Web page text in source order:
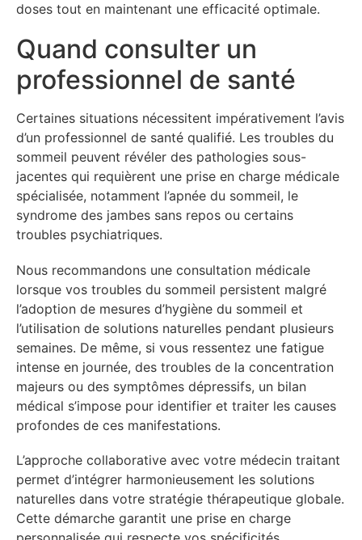
doses tout en maintenant une efficacité optimale.
Quand consulter un
professionnel de santé
Certaines situations nécessitent impérativement l’avis
d’un professionnel de santé qualifié. Les troubles du
sommeil peuvent révéler des pathologies sous-
jacentes qui requièrent une prise en charge médicale
spécialisée, notamment l’apnée du sommeil, le
syndrome des jambes sans repos ou certains
troubles psychiatriques.
Nous recommandons une consultation médicale
lorsque vos troubles du sommeil persistent malgré
l’adoption de mesures d’hygiène du sommeil et
l’utilisation de solutions naturelles pendant plusieurs
semaines. De même, si vous ressentez une fatigue
intense en journée, des troubles de la concentration
majeurs ou des symptômes dépressifs, un bilan
médical s’impose pour identifier et traiter les causes
profondes de ces manifestations.
L’approche collaborative avec votre médecin traitant
permet d’intégrer harmonieusement les solutions
naturelles dans votre stratégie thérapeutique globale.
Cette démarche garantit une prise en charge